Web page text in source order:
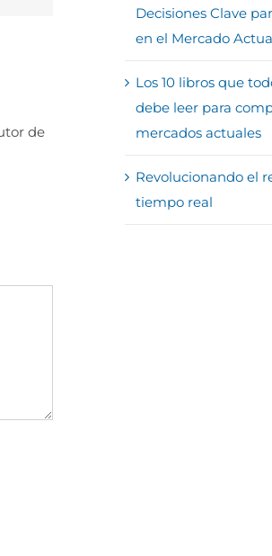
de
Decisiones Clave
en el Mercado
Los 10 libros que
debe leer para
mercados actuales
Revolucionando el
tiempo real